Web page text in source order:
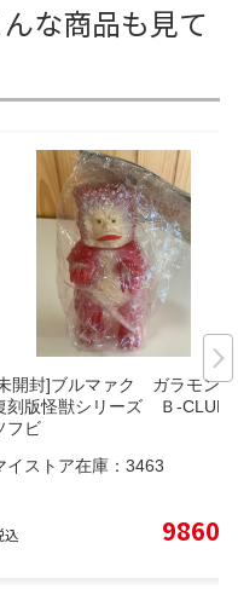
な商品も見て
開封]ブルマァク ガラモン
刻版怪獣シリーズ Ｂ-CLUB
フビ
イストア在庫： 3463
込 9860